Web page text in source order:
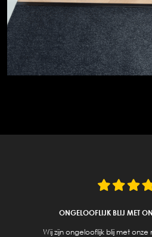
ONGELOOFLIJK BLIJ MET
Wij zijn ongelooflijk blij met